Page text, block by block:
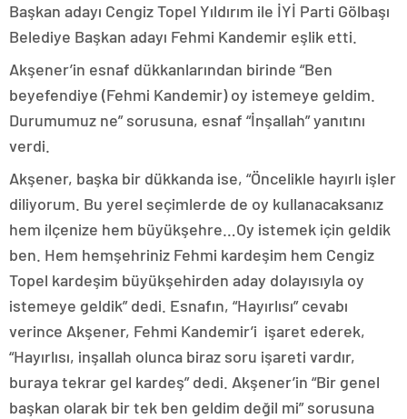
Başkan adayı Cengiz Topel Yıldırım ile İYİ Parti Gölbaşı
Belediye Başkan adayı Fehmi Kandemir eşlik etti.
Akşener’in esnaf dükkanlarından birinde “Ben
beyefendiye (Fehmi Kandemir) oy istemeye geldim.
Durumumuz ne” sorusuna, esnaf “İnşallah” yanıtını
verdi.
Akşener, başka bir dükkanda ise, “Öncelikle hayırlı işler
diliyorum. Bu yerel seçimlerde de oy kullanacaksanız
hem ilçenize hem büyükşehre…Oy istemek için geldik
ben. Hem hemşehriniz Fehmi kardeşim hem Cengiz
Topel kardeşim büyükşehirden aday dolayısıyla oy
istemeye geldik” dedi. Esnafın, “Hayırlısı” cevabı
verince Akşener, Fehmi Kandemir’i işaret ederek,
“Hayırlısı, inşallah olunca biraz soru işareti vardır,
buraya tekrar gel kardeş” dedi. Akşener’in “Bir genel
başkan olarak bir tek ben geldim değil mi” sorusuna